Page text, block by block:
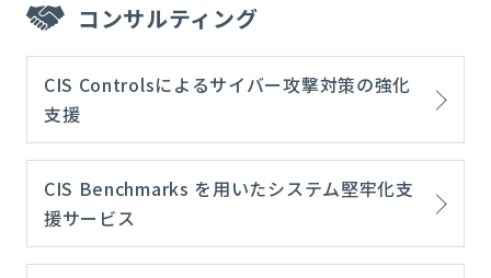
コンサルティング
CIS Controlsによるサイバー攻撃対策の強化
支援
CIS Benchmarks を用いたシステム堅牢化支
援サービス